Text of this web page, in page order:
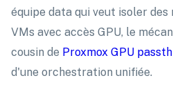
équipe data qui veut isoler des
VMs avec accès GPU, le
cousin de Proxmox GPU
d'une orchestration unifiée.